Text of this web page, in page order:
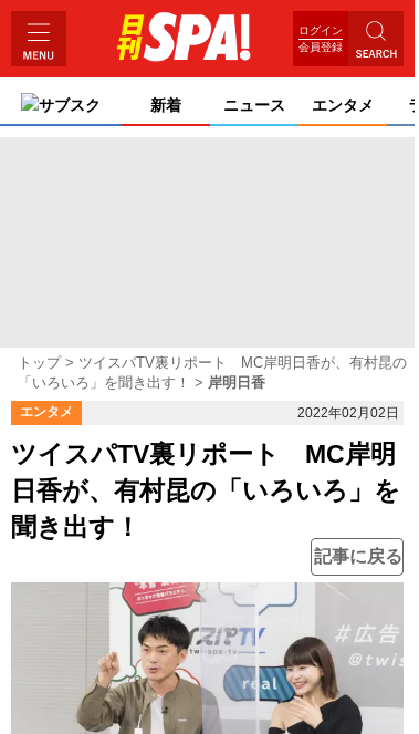
ログイン
会員登録
サブスク 新着 ニュース エンタメ
トップ
ツイスパTV裏リポート MC岸明日香が、有村昆の
「いろいろ」を聞き出す！
岸明日香
エンタメ 2022年02月02日
ツイスパTV裏リポート MC岸明
日香が、有村昆の「いろいろ」を
聞き出す！
記事に戻る